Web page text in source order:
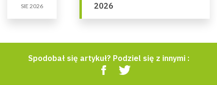
SIE 2026
2026
Spodobał się artykuł? Podziel się z innymi :